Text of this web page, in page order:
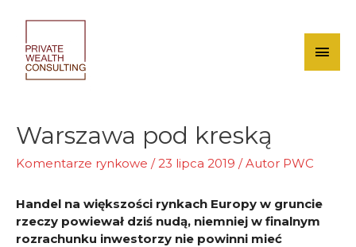
content
Main
Warszawa pod kreską
Komentarze rynkowe /23 lipca 2019 / Autor PWC
Handel na większości rynkach Europy w gruncie
rzeczy powiewał dziś nudą, niemniej w finalnym
rozrachunku inwestorzy nie powinni mieć